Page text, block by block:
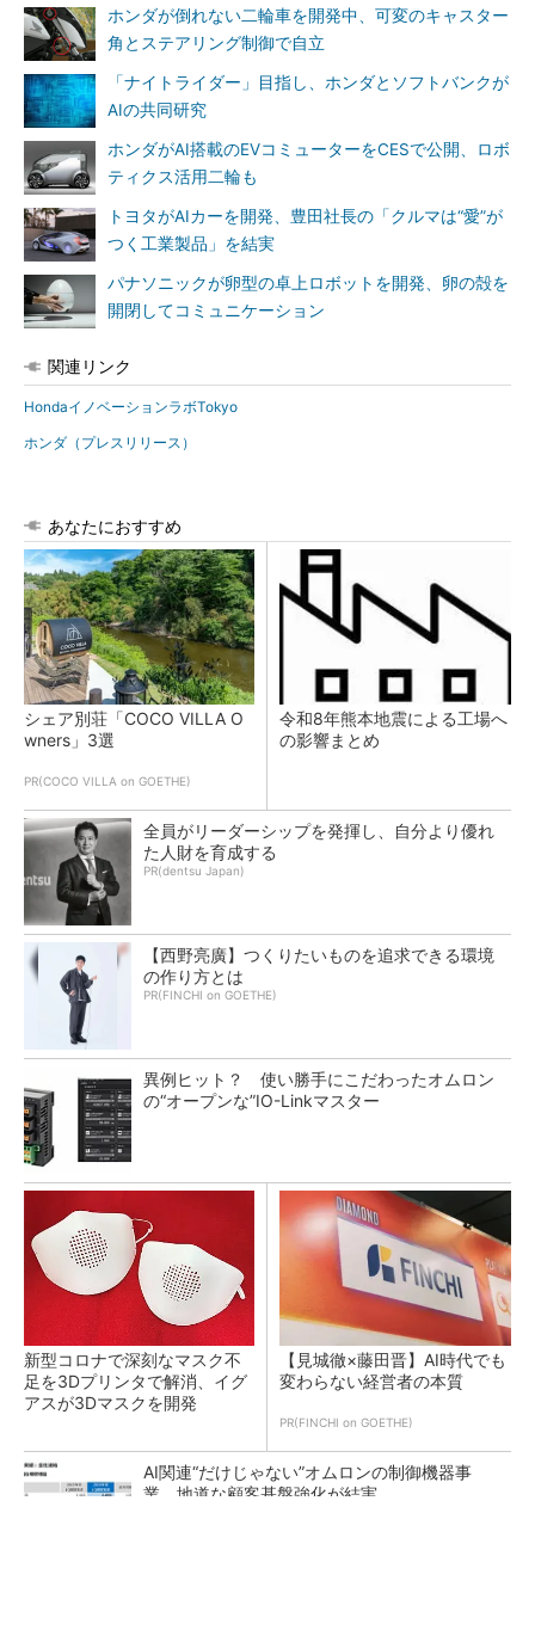
ホンダが倒れない二輪車を開発中、可変のキャスター
角とステアリング制御で自立
「ナイトライダー」目指し、ホンダとソフトバンクが
AIの共同研究
ホンダがAI搭載のEVコミューターをCESで公開、ロボ
ティクス活用二輪も
トヨタがAIカーを開発、豊田社長の「クルマは“愛”が
つく工業製品」を結実
パナソニックが卵型の卓上ロボットを開発、卵の殻を
開閉してコミュニケーション
関連リンク
HondaイノベーションラボTokyo
ホンダ（プレスリリース）
あなたにおすすめ
シェア別荘「COCO VILLA O
wners」3選
PR(COCO VILLA on GOETHE)
令和8年熊本地震による工場へ
の影響まとめ
全員がリーダーシップを発揮し、自分より優れ
た人財を育成する
PR(dentsu Japan)
【西野亮廣】つくりたいものを追求できる環境
の作り方とは
PR(FINCHI on GOETHE)
異例ヒット？ 使い勝手にこだわったオムロン
の“オープンな”IO-Linkマスター
新型コロナで深刻なマスク不
足を3Dプリンタで解消、イグ
アスが3Dマスクを開発
【見城徹×藤田晋】AI時代でも
変わらない経営者の本質
PR(FINCHI on GOETHE)
AI関連“だけじゃない”オムロンの制御機器事
業、地道な顧客基盤強化が結実